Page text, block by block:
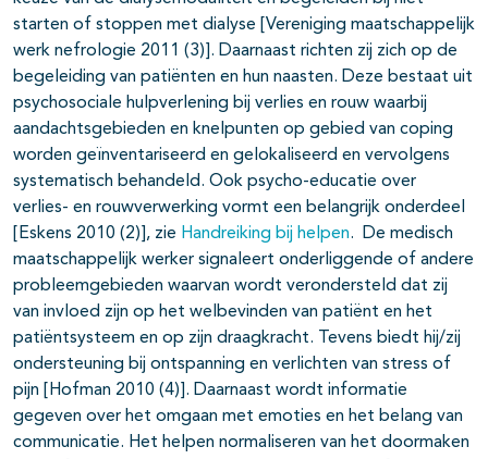
starten of stoppen met dialyse [Vereniging maatschappelijk
werk nefrologie 2011 (3)]. Daarnaast richten zij zich op de
begeleiding van patiënten en hun naasten. Deze bestaat uit
psychosociale hulpverlening bij verlies en rouw waarbij
aandachtsgebieden en knelpunten op gebied van coping
worden geïnventariseerd en gelokaliseerd en vervolgens
systematisch behandeld. Ook psycho-educatie over
verlies- en rouwverwerking vormt een belangrijk onderdeel
[Eskens 2010 (2)], zie Handreiking bij helpen. De medisch
maatschappelijk werker signaleert onderliggende of andere
probleemgebieden waarvan wordt verondersteld dat zij
van invloed zijn op het welbevinden van patiënt en het
patiëntsysteem en op zijn draagkracht. Tevens biedt hij/zij
ondersteuning bij ontspanning en verlichten van stress of
pijn [Hofman 2010 (4)]. Daarnaast wordt informatie
gegeven over het omgaan met emoties en het belang van
communicatie. Het helpen normaliseren van het doormaken